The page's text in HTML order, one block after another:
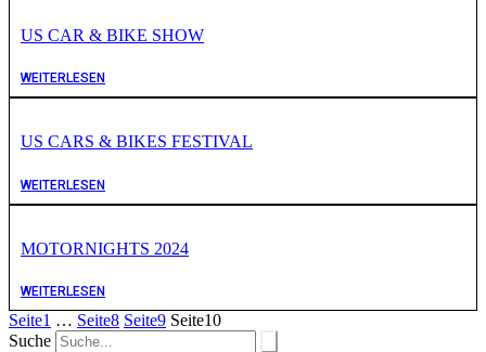
US CAR & BIKE SHOW
WEITERLESEN
US CARS & BIKES FESTIVAL
WEITERLESEN
MOTORNIGHTS 2024
WEITERLESEN
Seite1 … Seite8 Seite9 Seite10
Suche